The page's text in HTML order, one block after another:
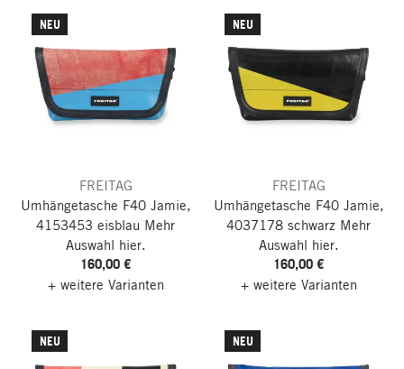
NEU
FREITAG
Umhängetasche F40 Jamie,
4153453 eisblau Mehr
Auswahl hier.
160,00 €
+ weitere Varianten
NEU
FREITAG
Umhängetasche F40 Jamie,
4037178 schwarz Mehr
Auswahl hier.
160,00 €
+ weitere Varianten
NEU NEU